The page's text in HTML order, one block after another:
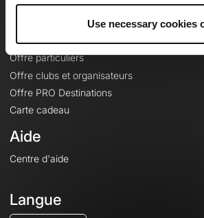
Use necessary cookies
Fonds de cartes topographiques
Fonctionnalités
Offre particuliers
Offre clubs et organisateurs
Offre PRO Destinations
Carte cadeau
Aide
Centre d'aide
Langue